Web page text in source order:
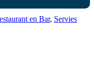
en Bar, Servies